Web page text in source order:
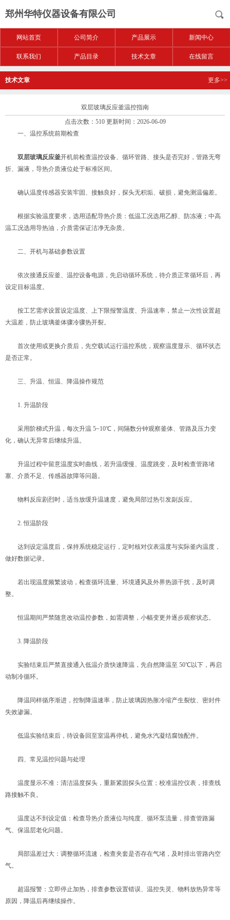
郑州华特仪器设备有限公司
网站首页 公司简介 产品展示 新闻中心
联系我们 产品目录 技术文章 在线留言
技术文章 更多>>
双层玻璃反应釜温控指南
点击次数：510 更新时间：2026-06-09
一、温控系统前期检查
双层玻璃反应釜开机前检查温控设备、循环管路、接头是否完好，管路无弯
折、漏液，导热介质液位处于标准区间。
确认温度传感器安装牢固、接触良好，探头无积垢、破损，避免测温偏差。
根据实验温度要求，选用适配导热介质：低温工况选用乙醇、防冻液；中高
温工况选用导热油，介质需保证洁净无杂质。
二、开机与基础参数设置
依次接通反应釜、温控设备电源，先启动循环系统，待介质正常循环后，再
设定目标温度。
按工艺需求设置设定温度、上下限报警温度、升温速率，禁止一次性设置超
大温差，防止玻璃釜体骤冷骤热开裂。
首次使用或更换介质后，先空载试运行温控系统，观察温度显示、循环状态
是否正常。
三、升温、恒温、降温操作规范
1. 升温阶段
采用阶梯式升温，每次升温 5~10℃，间隔数分钟观察釜体、管路及压力变
化，确认无异常后继续升温。
升温过程中留意温度实时曲线，若升温缓慢、温度跳变，及时检查管路堵
塞、介质不足、传感器故障等问题。
物料反应剧烈时，适当放缓升温速度，避免局部过热引发副反应。
2. 恒温阶段
达到设定温度后，保持系统稳定运行，定时核对仪表温度与实际釜内温度，
做好数据记录。
若出现温度频繁波动，检查循环流量、环境通风及外界热源干扰，及时调
整。
恒温期间严禁随意改动温控参数，如需调整，小幅变更并逐步观察状态。
3. 降温阶段
实验结束后严禁直接通入低温介质快速降温，先自然降温至 50℃以下，再启
动制冷循环。
降温同样循序渐进，控制降温速率，防止玻璃因热胀冷缩产生裂纹、密封件
失效渗漏。
低温实验结束后，待设备回至室温再停机，避免水汽凝结腐蚀配件。
四、常见温控问题与处理
温度显示不准：清洁温度探头，重新紧固探头位置；校准温控仪表，排查线
路接触不良。
温度达不到设定值：检查导热介质液位与纯度、循环泵流量，排查管路漏
气、保温层老化问题。
局部温差过大：调整循环流速，检查夹套是否存在气堵，及时排出管路内空
气。
超温报警：立即停止加热，排查参数设置错误、温控失灵、物料放热异常等
原因，降温后再继续操作。